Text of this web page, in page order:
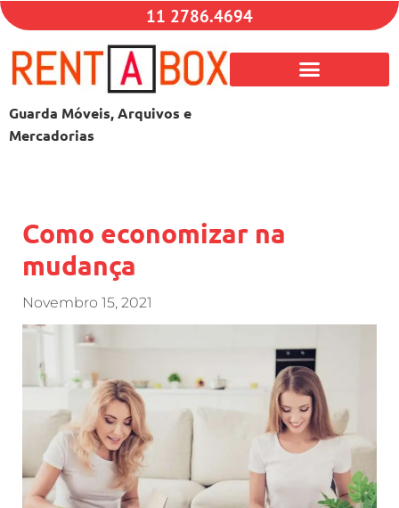
11 2786.4694
Guarda Móveis, Arquivos e
Mercadorias
Como economizar na
mudança
Novembro 15, 2021